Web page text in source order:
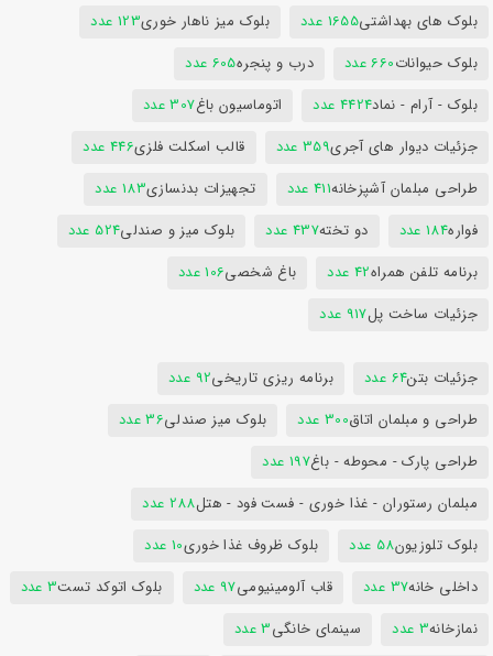
بلوک های بهداشتی1655 عدد بلوک میز ناهار خوری123 عدد
بلوک حیوانات660 عدد درب و پنجره605 عدد
بلوک - آرام - نماد4424 عدد اتوماسیون باغ307 عدد
جزئیات دیوار های آجری359 عدد قالب اسکلت فلزی446 عدد
طراحی مبلمان آشپزخانه411 عدد تجهیزات بدنسازی183 عدد
فواره184 عدد دو تخته437 عدد بلوک میز و صندلی524 عدد
برنامه تلفن همراه42 عدد باغ شخصی106 عدد
جزئیات ساخت پل917 عدد
جزئیات بتن64 عدد برنامه ریزی تاریخی92 عدد
طراحی و مبلمان اتاق300 عدد بلوک میز صندلی36 عدد
طراحی پارک - محوطه - باغ197 عدد
مبلمان رستوران - غذا خوری - فست فود - هتل288 عدد
بلوک تلوزیون58 عدد بلوک ظروف غذا خوری10 عدد
داخلی خانه37 عدد قاب آلومینیومی97 عدد بلوک اتوکد تست3 عدد
نمازخانه3 عدد سینمای خانگی3 عدد